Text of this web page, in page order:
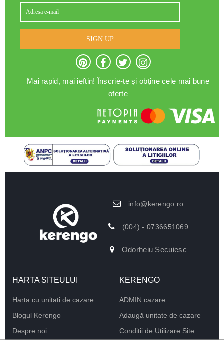
SIGN UP
Mai rapid, mai ieftin! Înscrie-te și obține cele mai bune
oferte
info@kerengo.ro
(004) - 0736651069
Odorheiu Secuiesc
HARTA SITEULUI
Harta cu unitati de cazare
Blogul Kerengo
Despre noi
KERENGO
ADMIN cazare
Adaugă unitate de cazare
Conditii de Utilizare Site